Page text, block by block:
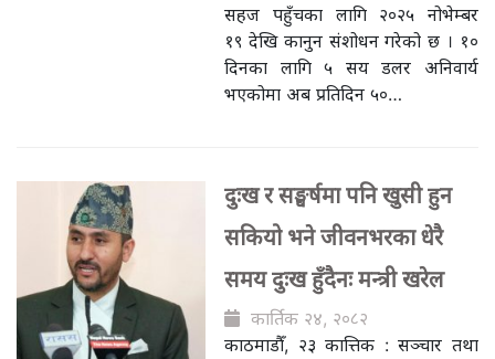
सहज पहुँचका लागि २०२५ नोभेम्बर
१९ देखि कानुन संशोधन गरेको छ । १०
दिनका लागि ५ सय डलर अनिवार्य
भएकोमा अब प्रतिदिन ५०…
दुःख र सङ्घर्षमा पनि खुसी हुन
सकियो भने जीवनभरका धेरै
समय दुःख हुँदैनः मन्त्री खरेल
कार्तिक २४, २०८२
काठमाडौँ, २३ कात्तिक : सञ्चार तथा